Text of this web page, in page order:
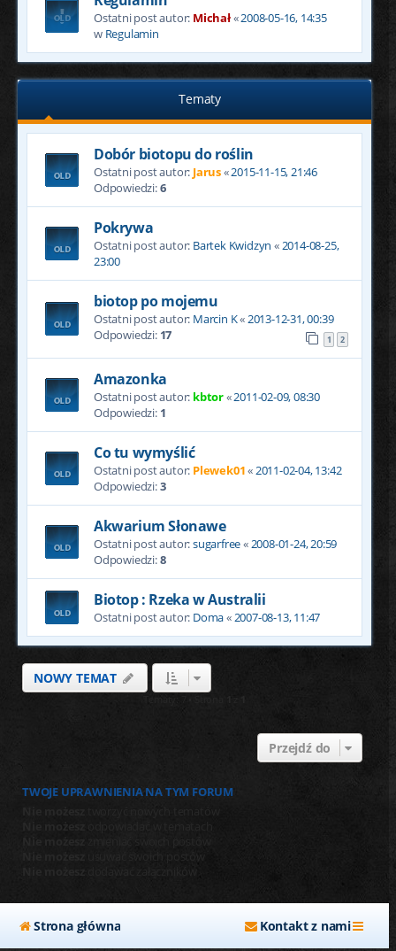
Ostatni post autor: Michał«2008-05-16, 14:35
w Regulamin
Tematy
Dobór biotopu do roślin
Ostatni post autor: Jarus«2015-11-15, 21:46
Odpowiedzi:6
Pokrywa
Ostatni post autor: Bartek Kwidzyn « 2014-08-25,
23:00
biotop po mojemu
Ostatni post autor: Marcin K« 2013-12-31, 00:39
Odpowiedzi: 17 1 2
Amazonka
Ostatni post autor: kbtor«2011-02-09, 08:30
Odpowiedzi: 1
Co tu wymyślić
Ostatni post autor: Plewek01«2011-02-04, 13:42
Odpowiedzi:3
Akwarium Słonawe
Ostatni post autor:sugarfree«2008-01-24, 20:59
Odpowiedzi:8
Biotop : Rzeka w Australii
Ostatni post autor: Doma«2007-08-13, 11:47
NOWY TEMAT
Przejdź do
TWOJE UPRAWNIENIA NA TYM FORUM
usuwać swoich postów
dodawać załączników
Strona główna Kontakt z nami